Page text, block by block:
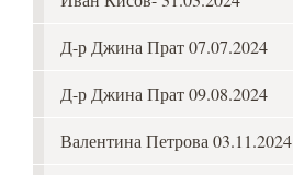
Д-р Джина Прат 07.07.2024
Д-р Джина Прат 09.08.2024
Валентина Петрова 03.11.2024